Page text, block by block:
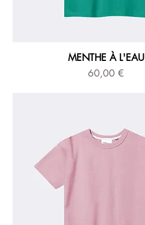
MENTHE À L'EAU
Prix
60,00 €